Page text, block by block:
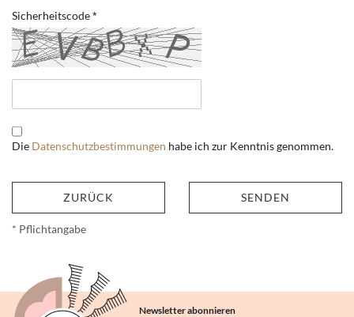
Sicherheitscode
Die Datenschutzbestimmungen habe ich zur Kenntnis genommen.
ZURÜCK SENDEN
* Pflichtangabe
Newsletter abonnieren